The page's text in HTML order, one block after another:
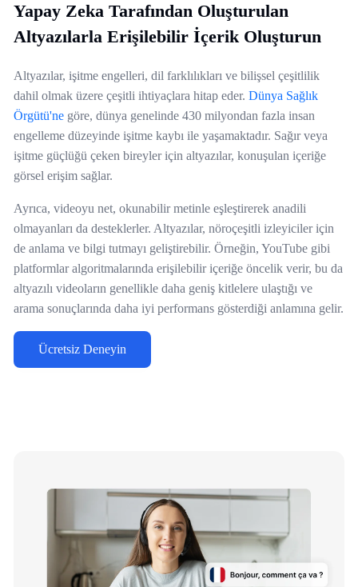
Yapay Zeka Tarafından Oluşturulan
Altyazılarla Erişilebilir İçerik Oluşturun
Altyazılar, işitme engelleri, dil farklılıkları ve bilişsel çeşitlilik
dahil olmak üzere çeşitli ihtiyaçlara hitap eder. Dünya Sağlık
Örgütü'ne göre, dünya genelinde 430 milyondan fazla insan
engelleme düzeyinde işitme kaybı ile yaşamaktadır. Sağır veya
işitme güçlüğü çeken bireyler için altyazılar, konuşulan içeriğe
görsel erişim sağlar.
Ayrıca, videoyu net, okunabilir metinle eşleştirerek anadili
olmayanları da desteklerler. Altyazılar, nöroçeşitli izleyiciler için
de anlama ve bilgi tutmayı geliştirebilir. Örneğin, YouTube gibi
platformlar algoritmalarında erişilebilir içeriğe öncelik verir, bu da
altyazılı videoların genellikle daha geniş kitlelere ulaştığı ve
arama sonuçlarında daha iyi performans gösterdiği anlamına gelir.
Ücretsiz Deneyin